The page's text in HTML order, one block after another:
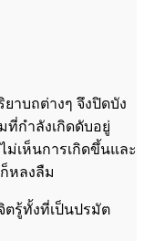
าบถต่างๆ จึงปิดบัง
กำลังเกิดดับอยู่
เห็นการเกิดขึ้นและ
หลงลืม
รู้ทั้งที่เป็นปรมัต